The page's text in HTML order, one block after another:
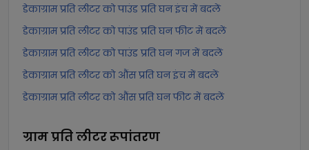
डेकाग्राम प्रति लीटर को पाउंड प्रति घन इंच में बदलें
डेकाग्राम प्रति लीटर को पाउंड प्रति घन फीट में बदलें
डेकाग्राम प्रति लीटर को पाउंड प्रति घन गज में बदलें
डेकाग्राम प्रति लीटर को औंस प्रति घन इंच में बदलें
डेकाग्राम प्रति लीटर को औंस प्रति घन फीट में बदलें
ग्राम प्रति लीटररूपांतरण